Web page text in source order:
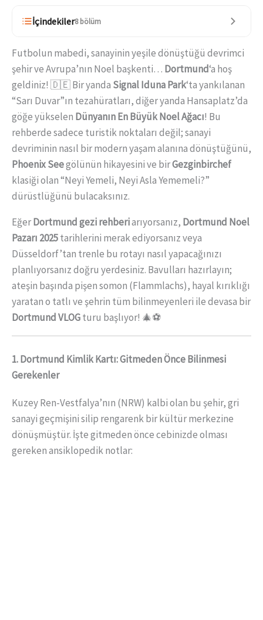
İçindekiler8 bölüm
Futbolun mabedi, sanayinin yeşile dönüştüğü devrimci
şehir ve Avrupa’nın Noel başkenti… Dortmund‘a hoş
geldiniz! 🇩🇪 Bir yanda Signal Iduna Park‘ta yankılanan
“Sarı Duvar”ın tezahüratları, diğer yanda Hansaplatz’da
göğe yükselen Dünyanın En Büyük Noel Ağacı! Bu
rehberde sadece turistik noktaları değil; sanayi
devriminin nasıl bir modern yaşam alanına dönüştüğünü,
Phoenix Seegölünün hikayesini ve birGezginbirchef
klasiği olan “Neyi Yemeli, Neyi Asla Yememeli?”
dürüstlüğünü bulacaksınız.
EğerDortmund gezi rehberiarıyorsanız, Dortmund Noel
Pazarı 2025tarihlerini merak ediyorsanız veya
Düsseldorf’tan trenle bu rotayı nasıl yapacağınızı
planlıyorsanız doğru yerdesiniz. Bavulları hazırlayın;
ateşin başında pişen somon (Flammlachs), hayal kırıklığı
yaratan o tatlı ve şehrin tüm bilinmeyenleri ile devasa bir
Dortmund VLOGturu başlıyor! 🎄⚽
1. Dortmund Kimlik Kartı: Gitmeden Önce Bilinmesi
Gerekenler
Kuzey Ren-Vestfalya’nın (NRW) kalbi olan bu şehir, gri
sanayi geçmişini silip rengarenk bir kültür merkezine
dönüşmüştür. İşte gitmeden önce cebinizde olması
gereken ansiklopedik notlar: